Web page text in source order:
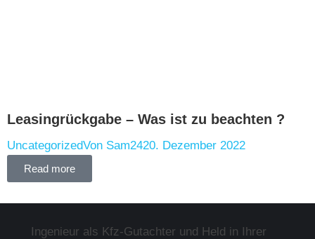
Leasingrückgabe – Was ist zu beachten ?
UncategorizedVon Sam2420. Dezember 2022
Read more
Ingenieur als Kfz-Gutachter und Held in Ihrer